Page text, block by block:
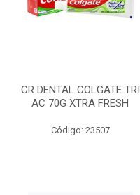
CR DENTAL COLGATE TRI
AC 70G XTRA FRESH
Código: 23507